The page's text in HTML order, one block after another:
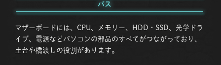
バス
マザーボードには、CPU、メモリー、HDD・SSD、光学ドラ
イブ、電源などパソコンの部品のすべてがつながっており、
土台や橋渡しの役割があります。